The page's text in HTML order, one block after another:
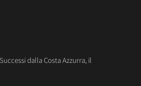
dalla Costa Azzurra, il